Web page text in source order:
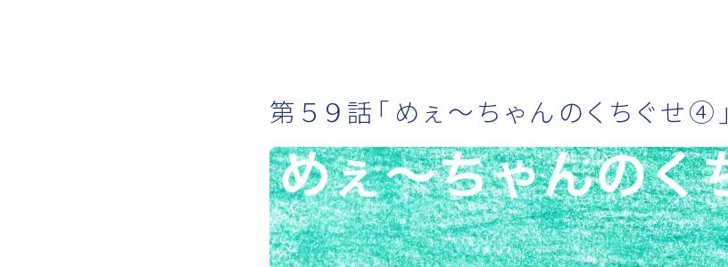
第５９話「めぇ～ちゃんのくちぐせ④」